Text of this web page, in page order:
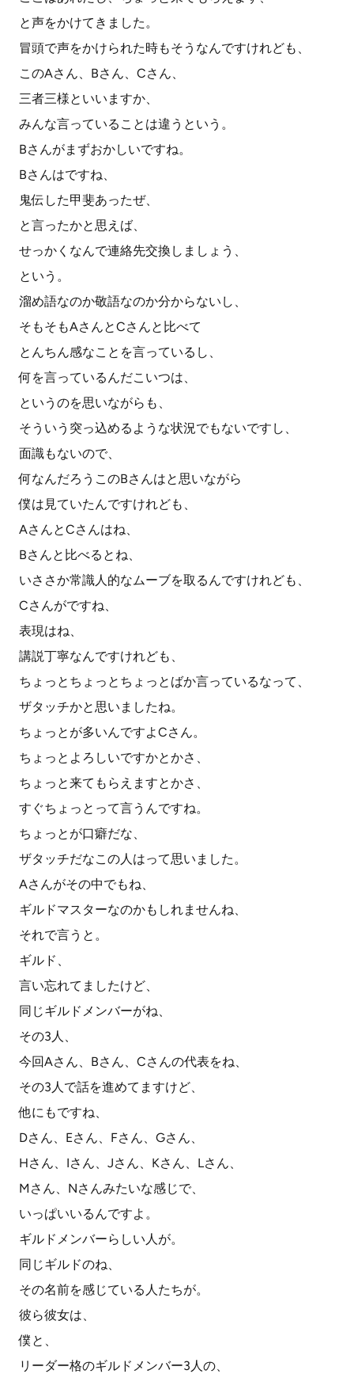
と声をかけてきました。
冒頭で声をかけられた時もそうなんですけれども、
このAさん、Bさん、Cさん、
三者三様といいますか、
みんな言っていることは違うという。
Bさんがまずおかしいですね。
Bさんはですね、
鬼伝した甲斐あったぜ、
と言ったかと思えば、
せっかくなんで連絡先交換しましょう、
という。
溜め語なのか敬語なのか分からないし、
そもそもAさんとCさんと比べて
とんちん感なことを言っているし、
何を言っているんだこいつは、
というのを思いながらも、
そういう突っ込めるような状況でもないですし、
面識もないので、
何なんだろうこのBさんはと思いながら
僕は見ていたんですけれども、
AさんとCさんはね、
Bさんと比べるとね、
いささか常識人的なムーブを取るんですけれども、
Cさんがですね、
表現はね、
講説丁寧なんですけれども、
ちょっとちょっとちょっとばか言っているなって、
ザタッチかと思いましたね。
ちょっとが多いんですよCさん。
ちょっとよろしいですかとかさ、
ちょっと来てもらえますとかさ、
すぐちょっとって言うんですね。
ちょっとが口癖だな、
ザタッチだなこの人はって思いました。
Aさんがその中でもね、
ギルドマスターなのかもしれませんね、
それで言うと。
ギルド、
言い忘れてましたけど、
同じギルドメンバーがね、
その3人、
今回Aさん、Bさん、Cさんの代表をね、
その3人で話を進めてますけど、
他にもですね、
Dさん、Eさん、Fさん、Gさん、
Hさん、Iさん、Jさん、Kさん、Lさん、
Mさん、Nさんみたいな感じで、
いっぱいいるんですよ。
ギルドメンバーらしい人が。
同じギルドのね、
その名前を感じている人たちが。
彼ら彼女は、
僕と、
リーダー格のギルドメンバー3人の、